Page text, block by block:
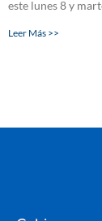
este lunes 8 y
Leer Más >>